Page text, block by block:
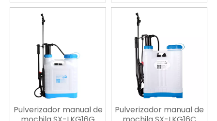
Pulverizador manual de
Pulverizador manual de